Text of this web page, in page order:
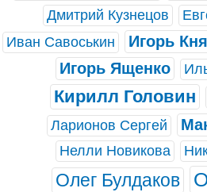
Дмитрий Кузнецов
Иван Савоськин
Игорь
Игорь Ященко
Кирилл Головин
Ларионов Сергей
Нелли Новикова
Олег Булдаков